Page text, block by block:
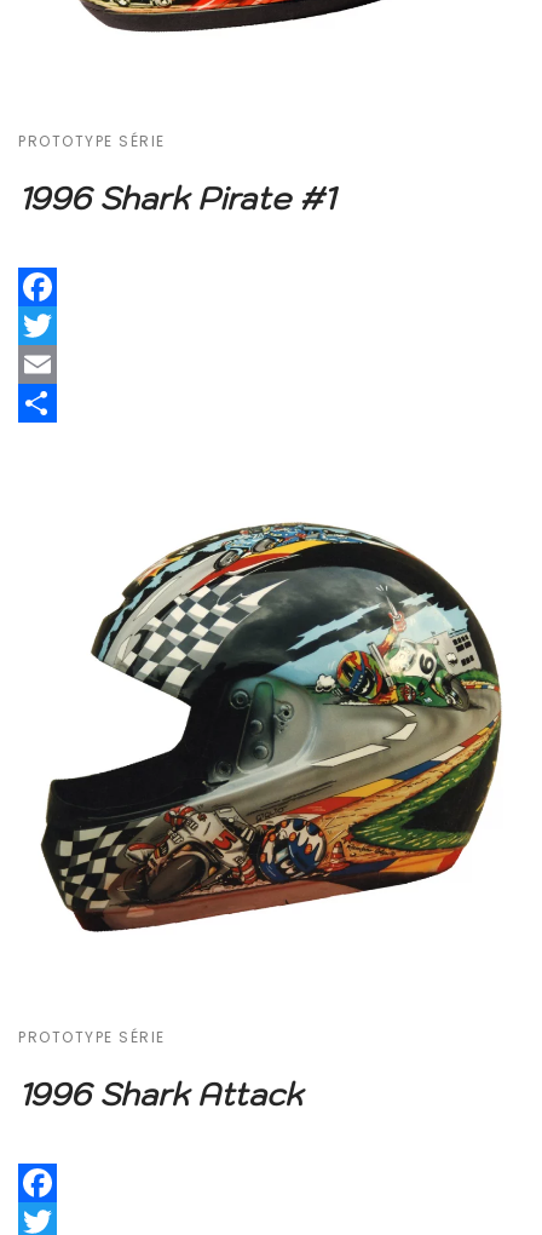
PROTOTYPE SÉRIE
1996 Shark Pirate #1
Facebook
Twitter
Email
PROTOTYPE SÉRIE
1996 Shark Attack
Facebook